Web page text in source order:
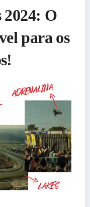
O
para os